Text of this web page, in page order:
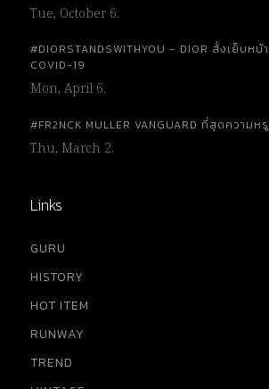
Tue, October 6.
#DIORSTANDSWITHYOU – DIOR สั่งเย็บห
COVID-19
Mon, April 6.
#FR2NCK MULLER VANGUARD ที่สุดความห
Thu, March 2.
Links
GURU
HISTORY
HOT ITEM
RUNWAY
TREND